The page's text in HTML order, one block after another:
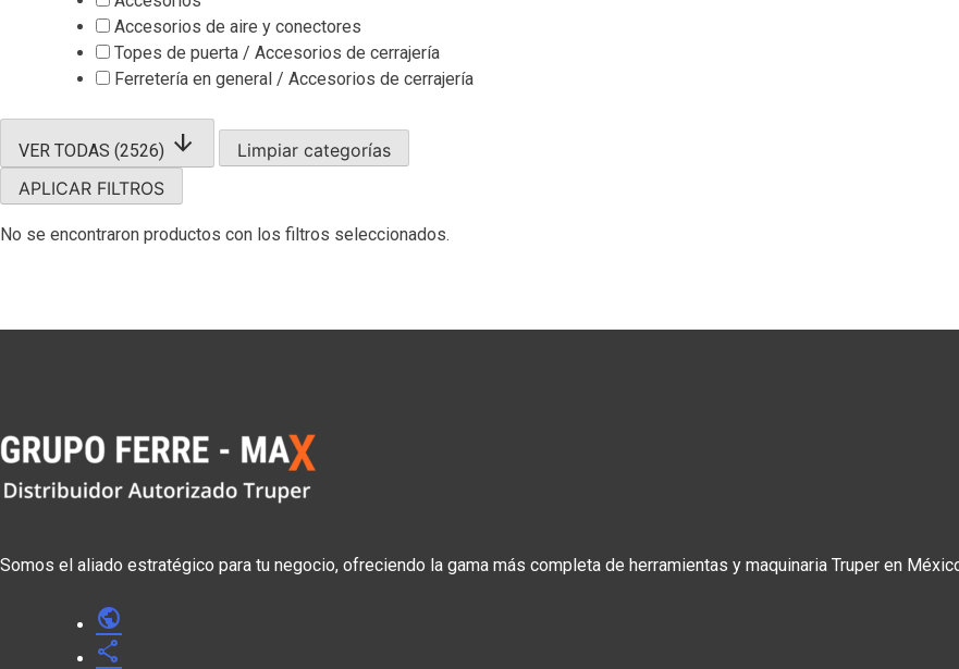
Accesorios de aire y conectores
Topes de puerta / Accesorios de cerrajería
Ferretería en general / Accesorios de cerrajería
VER TODAS (2526) arrow_downward
Limpiar categorías
APLICAR FILTROS
No se encontraron productos con los filtros seleccionados.
Somos el aliado estratégico para tu negocio, ofreciendo la gama más completa de herramientas y maquinaria Truper en
public
share